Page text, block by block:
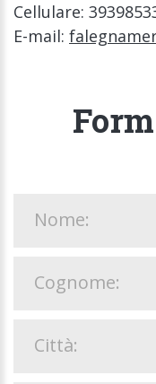
Cellulare:
E-mail:
Nome:
Cognome:
Città: